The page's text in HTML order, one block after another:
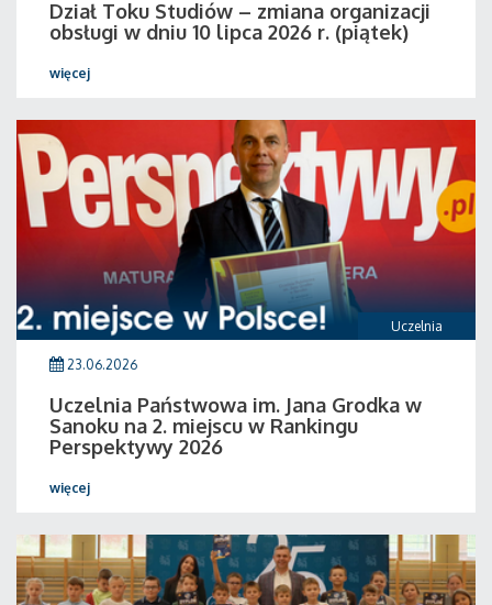
Dział Toku Studiów – zmiana organizacji
obsługi w dniu 10 lipca 2026 r. (piątek)
więcej
Uczelnia
23.06.2026
Uczelnia Państwowa im. Jana Grodka w
Sanoku na 2. miejscu w Rankingu
Perspektywy 2026
więcej